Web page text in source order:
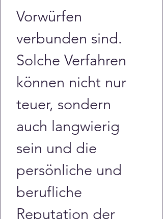
Vorwürfen
verbunden sind.
Solche Verfahren
können nicht nur
teuer, sondern
auch langwierig
sein und die
persönliche und
berufliche
Reputation der